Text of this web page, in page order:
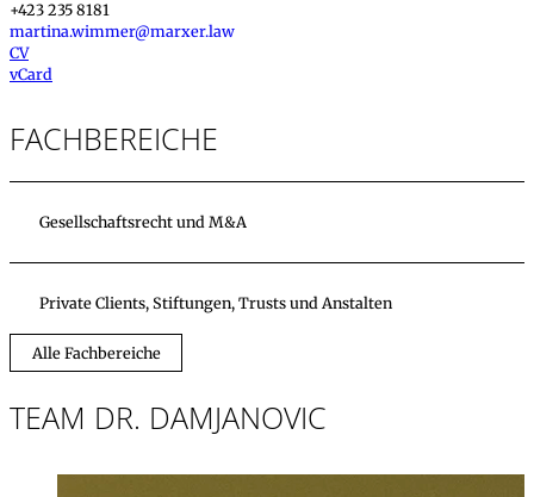
+423 235 8181
martina.wimmer@marxer.law
CV
vCard
FACHBEREICHE
Gesellschaftsrecht und M&A
Private Clients, Stiftungen, Trusts und Anstalten
Alle Fachbereiche
TEAM DR. DAMJANOVIC